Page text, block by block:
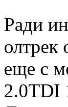
Ради
олтрек
еще с
2.0TDI